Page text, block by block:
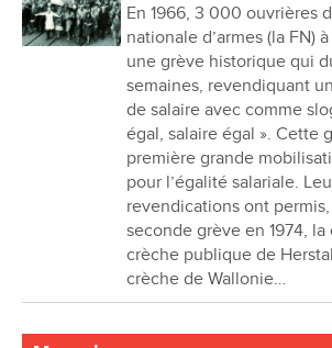
En 1966, 3 000 ouvrières
nationale d’armes (la FN)
une grève historique qui
semaines, revendiquant
de salaire avec comme
égal, salaire égal ». Cette
première grande
pour l’égalité salariale.
revendications ont
seconde grève en 1974,
crèche publique de
crèche de Wallonie…